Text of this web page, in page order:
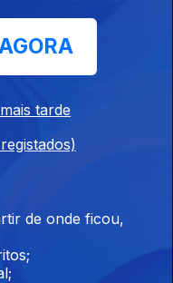
Glass Glass, Os
Jeppards, Olivae,
tarde
de onde ficou,